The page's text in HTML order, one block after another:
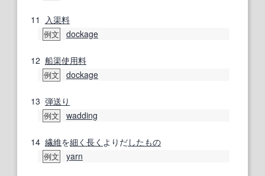
11 入渠料
例文 dockage
12 船渠使用料
例文 dockage
13 弾送り
例文 wadding
14 繊維を細く長く よりだしたもの
例文 yarn